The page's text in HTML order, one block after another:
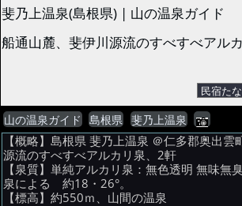
斐乃上温泉(島根県) | 山の温泉ガイド
船通山麓、斐伊川源流のすべすべアル
山の温泉ガイド 島根県 斐乃上温泉
【概略】島根県 斐乃上温泉 ＠仁多郡奥出雲
源流のすべすべアルカリ泉、2軒
【泉質】単純アルカリ泉：無色透明 無味無
泉による 約18・26°。
【標高】約550ｍ、山間の温泉